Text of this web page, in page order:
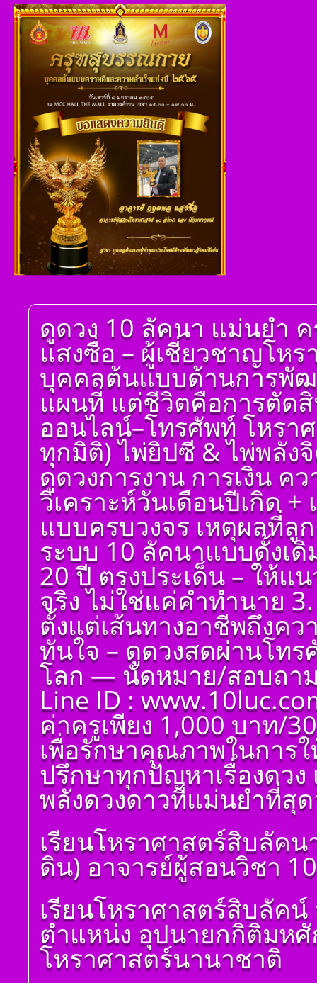
ดูดวง 10 ลัคนา แม่นยำ
แสงซื่อ – ผู้เชี่ยวชาญโห
บุคคลต้นแบบด้านการพัฒ
แผนที่ แต่ชีวิตคือการตัด
ออนไลน์–โทรศัพท์ โหรา
ทุกมิติ) ไพ่ยิปซี & ไพ่พลัง
ดูดวงการงาน การเงิน ค
วิเคราะห์วันเดือนปีเกิด
แบบครบวงจร เหตุผลที่ลู
ระบบ 10 ลัคนาแบบดั้งเ
20 ปี ตรงประเด็น – ให้แ
จริง ไม่ใช่แค่คำทำนาย
ตั้งแต่เส้นทางอาชีพถึงค
ทันใจ – ดูดวงสดผ่านโท
โลก — นัดหมาย/สอบถา
Line ID :
ค่าครูเพียง 1,000 บาท/
เพื่อรักษาคุณภาพในการ
ปรึกษาทุกปัญหาเรื่องดวง
พลังดวงดาวที่แม่นยำที่สุ
เรียนโหราศาสตร์สิบลัค
ดิน) อาจารย์ผู้สอนวิชา
โ ห ร า ส า ด (ฉบับ
เรียนรู้โดยไม่ต้องถาม)
โดย สอ้าน นาคเพชร
พูล(สีดิน) บทที่ ๑ บทนำ
โ ห ร า ส า ด (ฉบับ
เรียนรู้โดยไม่ต้องถาม)
เรียนโหราศาสตร์สิบลัค
ตำแหน่ง อุปนายกกิติมห
โหราศาสตร์นานาชาติ